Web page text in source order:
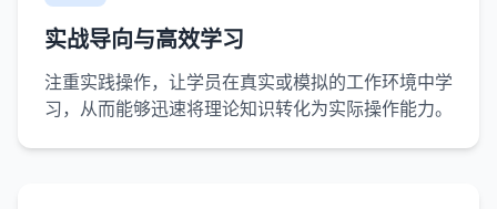
实战导向与高效学习
注重实践操作，让学员在真实或模拟的工作环境中学
习，从而能够迅速将理论知识转化为实际操作能力。